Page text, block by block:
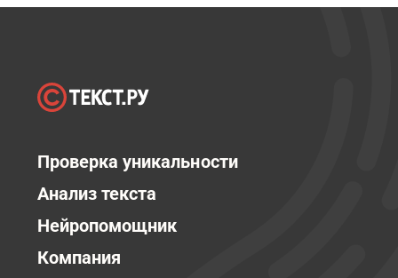
Проверка уникальности
Анализ текста
Нейропомощник
Компания